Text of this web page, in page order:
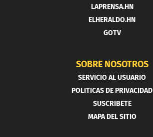
LAPRENSA.HN
ELHERALDO.HN
GOTV
SOBRE NOSOTROS
SERVICIO AL USUARIO
POLITICAS DE PRIVACIDAD
SUSCRIBETE
MAPA DEL SITIO